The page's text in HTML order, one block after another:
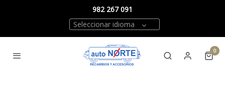
982 267 091
Seleccionar idioma
0